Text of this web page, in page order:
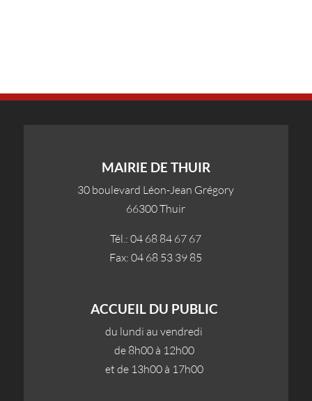
MAIRIE DE THUIR
30 boulevard Léon-Jean Grégory
66300 Thuir
Tél.: 04 68 84 67 67
Fax: 04 68 53 39 85
ACCUEIL DU PUBLIC
du lundi au vendredi
de 8h00 à 12h00
et de 13h00 à 17h00